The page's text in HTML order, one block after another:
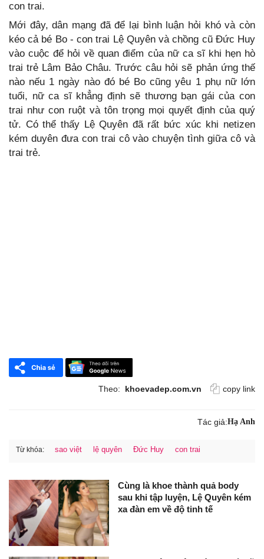
con trai.
Mới đây, dân mạng đã để lại bình luận hỏi khó và còn
kéo cả bé Bo - con trai Lệ Quyên và chồng cũ Đức Huy
vào cuộc để hỏi về quan điểm của nữ ca sĩ khi hẹn hò
trai trẻ Lâm Bảo Châu. Trước câu hỏi sẽ phản ứng thế
nào nếu 1 ngày nào đó bé Bo cũng yêu 1 phụ nữ lớn
tuổi, nữ ca sĩ khẳng định sẽ thương bạn gái của con
trai như con ruột và tôn trọng mọi quyết định của quý
tử. Có thể thấy Lệ Quyên đã rất bức xúc khi netizen
kém duyên đưa con trai cô vào chuyện tình giữa cô và
trai trẻ.
Theo: khoevadep.com.vn copy link
Tác giả:Hạ Anh
Từ khóa: sao việt lệ quyên Đức Huy con trai
Cùng là khoe thành quả body
sau khi tập luyện, Lệ Quyên kém
xa đàn em về độ tinh tế